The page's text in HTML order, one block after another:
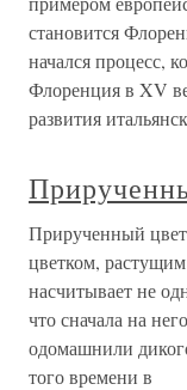
становится
начался процесс,
Флоренция в XV
развития
Прирученный
цветком,
насчитывает не
что сначала на
одомашнили
того времени в